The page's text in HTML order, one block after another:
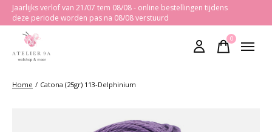
Jaarlijks verlof van 21/07 tem 08/08 - online bestellingen tijdens
deze periode worden pas na 08/08 verstuurd
0items
Home / Catona (25gr) 113-Delphinium